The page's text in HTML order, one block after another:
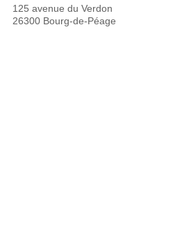
125 avenue du Verdon
26300 Bourg-de-Péage